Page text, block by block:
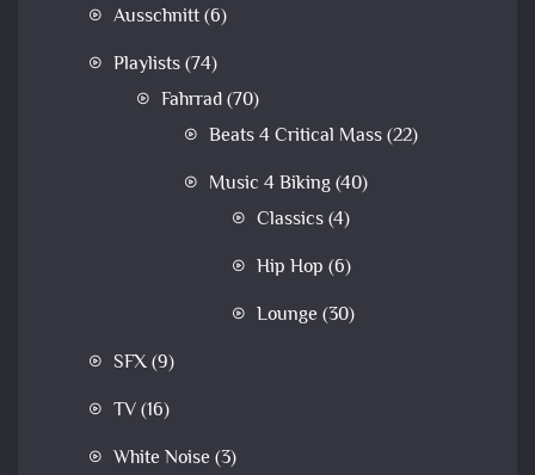
Ausschnitt(6)
Playlists(74)
Fahrrad(70)
Beats 4 Critical Mass(22)
Music 4 Biking(40)
Classics(4)
Hip Hop (6)
Lounge (30)
SFX(9)
TV(16)
White Noise (3)